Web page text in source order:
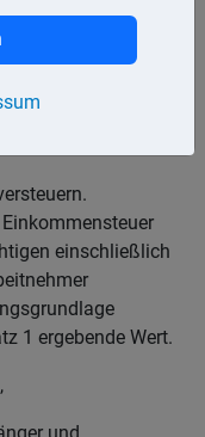
die zusätzlich
Gegenleistung
1 Nr. 1, die nicht
einschließlich
1 ergebende Wert.